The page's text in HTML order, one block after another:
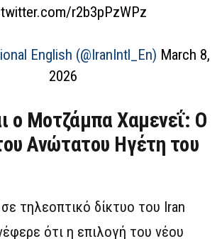
r2b3pPzWPz
English (@IranIntl_En) March 8,
2026
ο Μοτζάμπα Χαμενεΐ: Ο
Ανώτατου Ηγέτη του
τηλεοπτικό δίκτυο του Iran
ότι η επιλογή του νέου